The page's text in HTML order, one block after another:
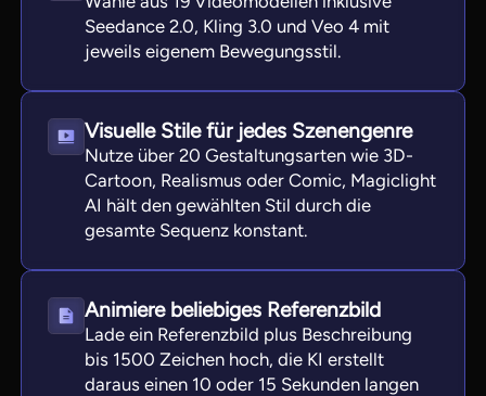
Seedance 2.0, Kling 3.0 und Veo 4 mit
jeweils eigenem Bewegungsstil.
Visuelle Stile für jedes Szenengenre
Nutze über 20 Gestaltungsarten wie 3D-
Cartoon, Realismus oder Comic, Magiclight
AI hält den gewählten Stil durch die
gesamte Sequenz konstant.
Animiere beliebiges Referenzbild
Lade ein Referenzbild plus Beschreibung
bis 1500 Zeichen hoch, die KI erstellt
daraus einen 10 oder 15 Sekunden langen